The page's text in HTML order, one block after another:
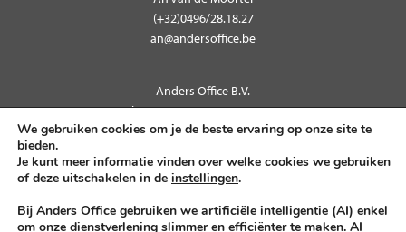
(+32)0496/28.18.27
an@andersoffice.be
Anders Office B.V.
Kleempstraat 9 – 9270 Laarne
BTW BE 0712.566.552
Volg ons op
We gebruiken cookies om je de beste ervaring op onze site te
bieden.
Je kunt meer informatie vinden over welke cookies we gebruiken
of deze uitschakelen in de instellingen.
Bij Anders Office gebruiken we artificiële intelligentie (AI) enkel
om onze dienstverlening slimmer en efficiënter te maken. AI